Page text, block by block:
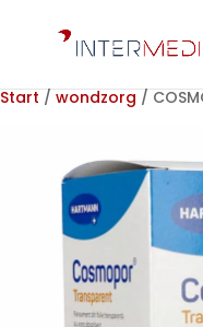
Start / wondzorg /